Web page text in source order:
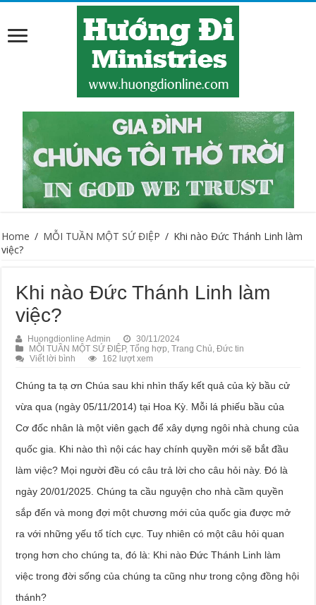
Home / MỖI TUẦN MỘT SỨ ĐIỆP / Khi nào Đức Thánh Linh làm
việc?
Khi nào Đức Thánh Linh làm
việc?
Huongdionline Admin
30/11/2024
MỖI TUẦN MỘT SỨ ĐIỆP,Tổng hợp,Trang Chủ,Đức tin
Viết lời bình
162 lượt xem
Chúng ta tạ ơn Chúa sau khi nhìn thấy kết quả của kỳ bầu cử
vừa qua (ngày 05/11/2014) tại Hoa Kỳ. Mỗi lá phiếu bầu của
Cơ đốc nhân là một viên gạch để xây dựng ngôi nhà chung của
quốc gia. Khi nào thì nội các hay chính quyền mới sẽ bắt đầu
làm việc? Mọi người đều có câu trả lời cho câu hỏi này. Đó là
ngày 20/01/2025. Chúng ta cầu nguyện cho nhà cầm quyền
sắp đến và mong đợi một chương mới của quốc gia được mở
ra với những yếu tố tích cực. Tuy nhiên có một câu hỏi quan
trọng hơn cho chúng ta, đó là: Khi nào Đức Thánh Linh làm
việc trong đời sống của chúng ta cũng như trong cộng đồng hội
thánh?